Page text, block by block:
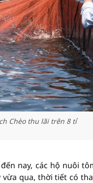
Chèo thu lãi trên 8 tỉ
nay, các hộ nuôi
vừa qua, thời tiết có